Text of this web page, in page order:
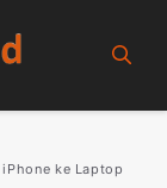
ke Laptop